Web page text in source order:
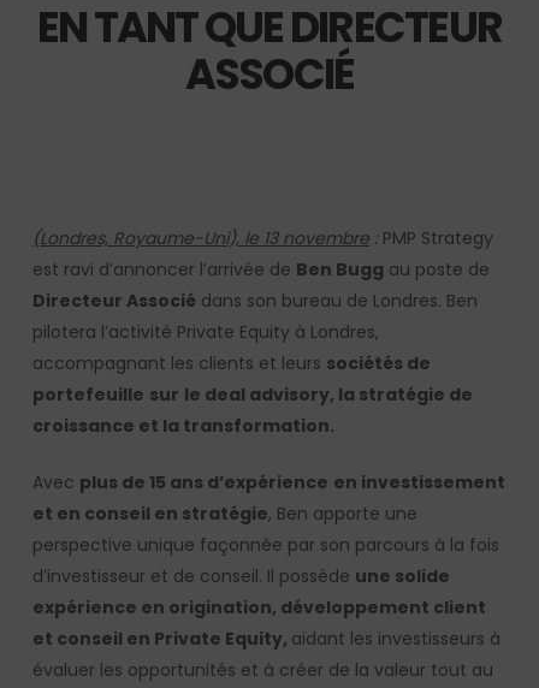
EN TANT QUE DIRECTEUR
ASSOCIÉ
(Londres, Royaume-Uni), le 13 novembre: PMP Strategy
est ravi d’annoncer l’arrivée de Ben Bugg au poste de
Directeur Associé dans son bureau de Londres. Ben
pilotera l’activité Private Equity à Londres,
accompagnant les clients et leurs sociétés de
portefeuille sur le deal advisory, la stratégie de
croissance et la transformation.
Avec plus de 15 ans d’expérience en investissement
et en conseil en stratégie, Ben apporte une
perspective unique façonnée par son parcours à la fois
d’investisseur et de conseil. Il possède une solide
expérience en origination, développement client
et conseil en Private Equity, aidant les investisseurs à
évaluer les opportunités et à créer de la valeur tout au